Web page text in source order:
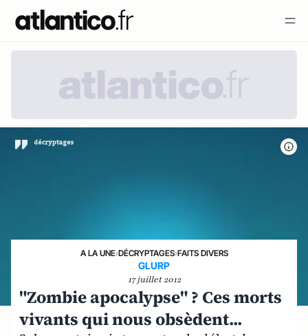
A LA UNE›DÉCRYPTAGES›FAITS DIVERS
GLURP
17 juillet 2012
"Zombie apocalypse" ? Ces morts
vivants qui nous obsèdent...